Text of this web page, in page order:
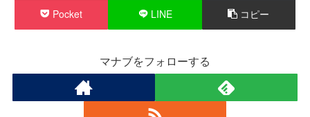
Pocket LINE コピー
マナブをフォローする